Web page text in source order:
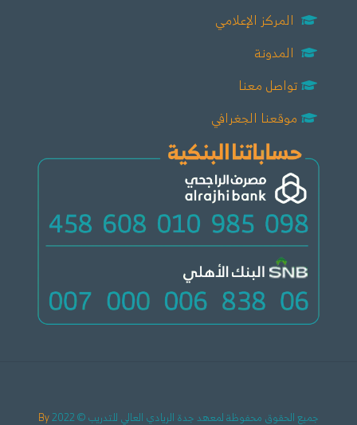
المركز الإعلامي
المدونة
تواصل معنا
موقعنا الجغرافي
جميع الحقوق محفوظة لمعهد جدة الريادي العالي للتدريب © 2022
By